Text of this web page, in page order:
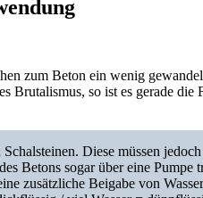
zum Beton ein wenig
Brutalismus, so ist es gerade die
Diese müssen
Betons sogar über eine Pumpe
zusätzliche Beigabe von